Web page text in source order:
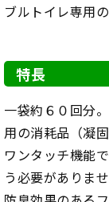
ブルトイレ専用
特長
一袋約６０回分
用の消耗品（凝固
ワンタッチ機能
う必要がありませ